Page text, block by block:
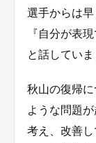
選手からは早
『自分が表
と話していま
秋山の復帰
ような問題
考え、改善